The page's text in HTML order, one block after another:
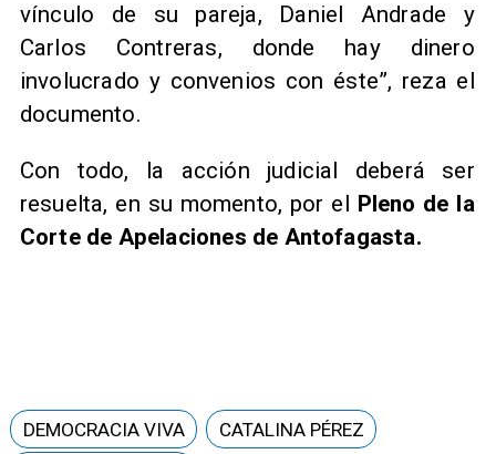
vínculo de su pareja, Daniel Andrade y
Carlos Contreras, donde hay dinero
involucrado y convenios con éste”, reza el
documento.
Con todo, la acción judicial deberá ser
resuelta, en su momento, por el Pleno de la
Corte de Apelaciones de Antofagasta.
DEMOCRACIA VIVA
CATALINA PÉREZ